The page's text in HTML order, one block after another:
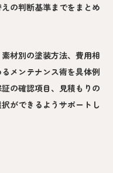
の判断基準までをまとめ
材別の塗装方法、費用相
メンテナンス術を具体例
の確認項目、見積もりの
ができるようサポートし